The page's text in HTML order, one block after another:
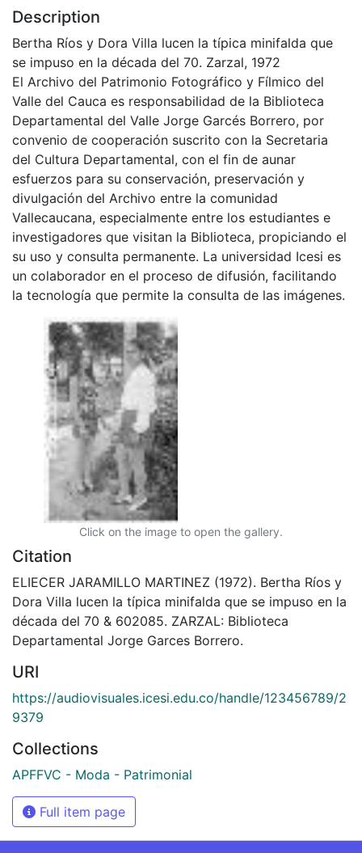
Description
Bertha Ríos y Dora Villa lucen la típica minifalda que
se impuso en la década del 70. Zarzal, 1972
El Archivo del Patrimonio Fotográfico y Fílmico del
Valle del Cauca es responsabilidad de la Biblioteca
Departamental del Valle Jorge Garcés Borrero, por
convenio de cooperación suscrito con la Secretaria
del Cultura Departamental, con el fin de aunar
esfuerzos para su conservación, preservación y
divulgación del Archivo entre la comunidad
Vallecaucana, especialmente entre los estudiantes e
investigadores que visitan la Biblioteca, propiciando el
su uso y consulta permanente. La universidad Icesi es
un colaborador en el proceso de difusión, facilitando
la tecnología que permite la consulta de las imágenes.
Click on the image to open the gallery.
Citation
ELIECER JARAMILLO MARTINEZ (1972). Bertha Ríos y
Dora Villa lucen la típica minifalda que se impuso en la
década del 70 & 602085. ZARZAL: Biblioteca
Departamental Jorge Garces Borrero.
URI
https://audiovisuales.icesi.edu.co/handle/123456789/2
9379
Collections
APFFVC - Moda - Patrimonial
Full item page